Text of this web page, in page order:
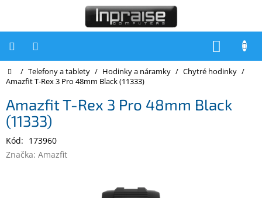
Počítače
Inpraise
Notebooky
Tiskárny
Domů
/ Telefony a tablety / Hodinky a náramky / Chytré hodinky /
Amazfit T-Rex 3 Pro 48mm Black (11333)
Amazfit T-Rex 3 Pro 48mm Black
(11333)
Kód: 173960
Značka: Amazfit